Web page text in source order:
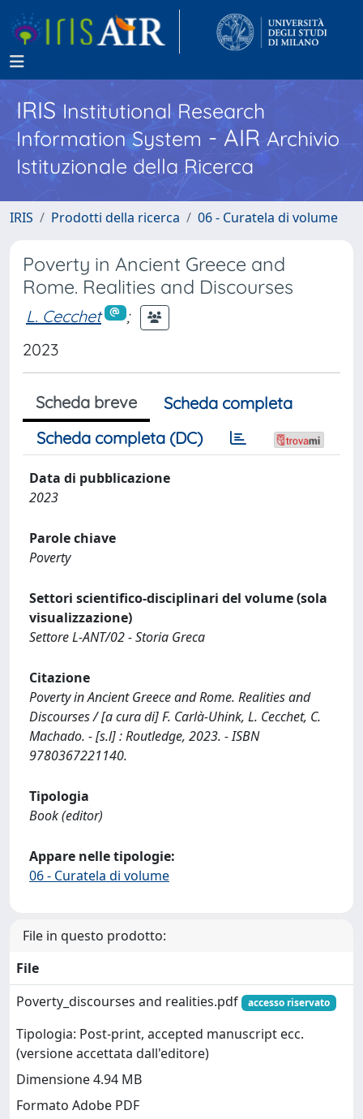
IRISInstitutional Research
Information System - AIR Archivio
Istituzionale della Ricerca
IRIS Prodotti della ricerca 06 - Curatela di volume
Poverty in Ancient Greece and
Rome. Realities and Discourses
L. Cecchet
;
2023
Scheda breve
Scheda completa
Scheda completa (DC)
Data di pubblicazione
2023
Parole chiave
Poverty
Settori scientifico-disciplinari del volume (sola
visualizzazione)
Settore L-ANT/02 - Storia Greca
Citazione
Poverty in Ancient Greece and Rome. Realities and
Discourses / [a cura di] F. Carlà-Uhink, L. Cecchet, C.
Machado. - [s.l] : Routledge, 2023. - ISBN
9780367221140.
Tipologia
Book (editor)
Appare nelle tipologie:
06 - Curatela di volume
File in questo prodotto:
File
Poverty_discourses and realities.pdf
accesso riservato
Tipologia: Post-print, accepted manuscript ecc.
(versione accettata dall'editore)
Dimensione 4.94 MB
Formato Adobe PDF